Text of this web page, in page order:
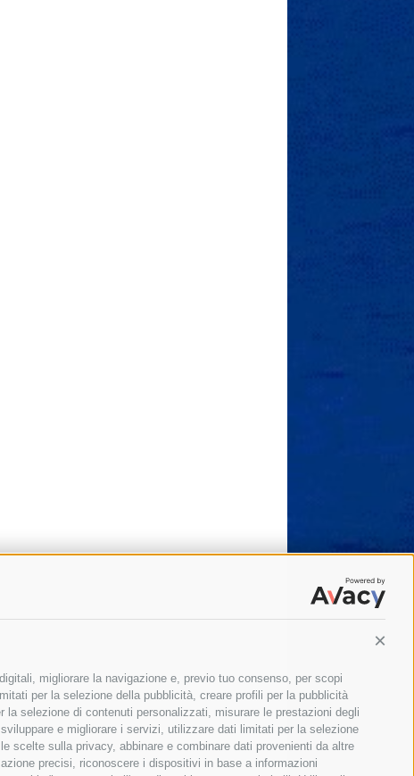
migliorare la navigazione e, previo tuo consenso, per scopi
per la selezione della pubblicità, creare profili per la pubblicità
selezione di contenuti personalizzati, misurare le prestazioni degli
e migliorare i servizi, utilizzare dati limitati per la selezione
scelte sulla privacy, abbinare e combinare dati provenienti da altre
precisi, riconoscere i dispositivi in base a informazioni